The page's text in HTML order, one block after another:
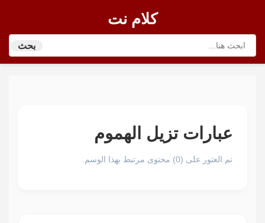
كلام نت
بحث
عبارات تزيل الهموم
تم العثور على (0) محتوى مرتبط بهذا الوسم.